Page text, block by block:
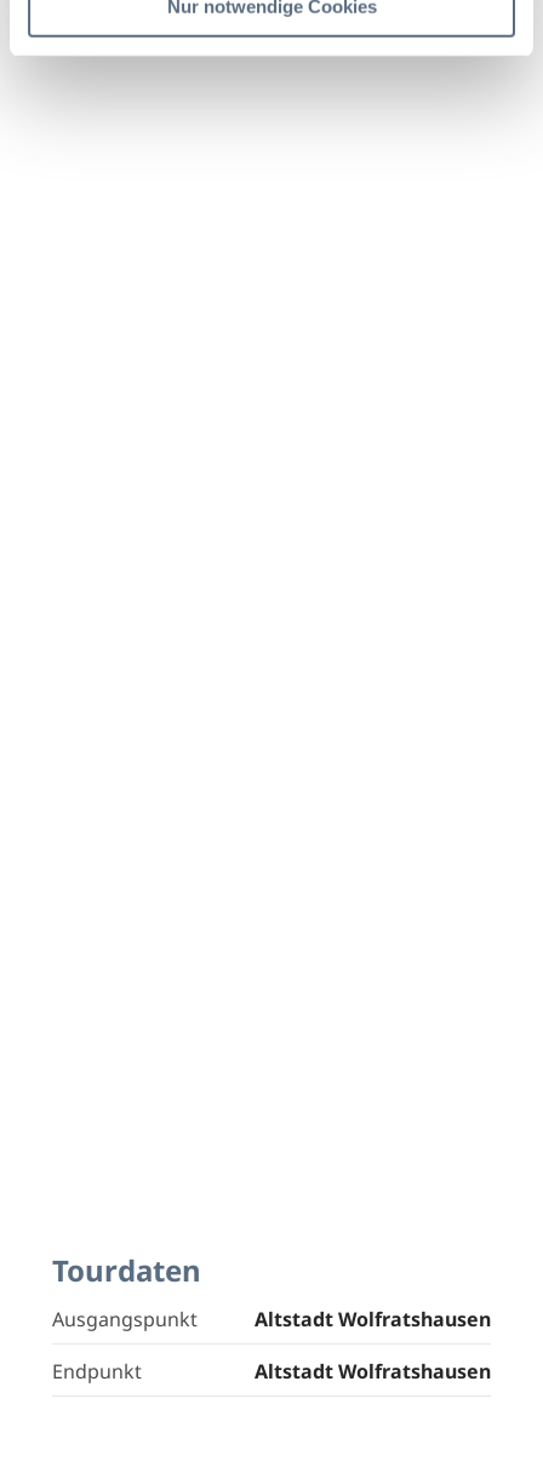
Nur notwendige Cookies
Tourdaten
Ausgangspunkt
Altstadt Wolfratshausen
Endpunkt
Altstadt Wolfratshausen